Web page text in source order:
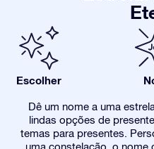
Escolher
Dê um nome a uma
lindas opções de
temas para presentes.
uma constelação, o nome